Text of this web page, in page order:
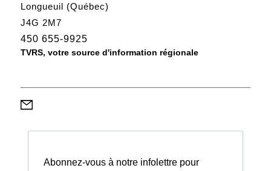
Longueuil (Québec)
J4G 2M7
450 655-9925
TVRS, votre source d'information régionale
Abonnez-vous à notre infolettre pour